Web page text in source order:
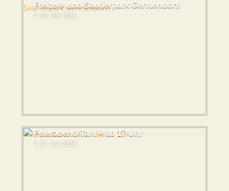
Freizeit- und Saurierpark Germendorf!
29. Juli 2026
Feierabend Tarif – ab 17 Uhr
27. Juli 2026